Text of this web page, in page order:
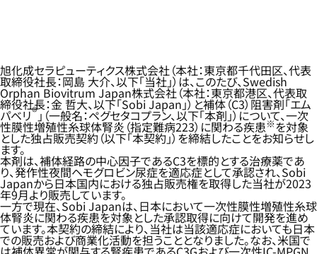
旭化成セラピューティクス株式会社（本社：東京都千代田区、代表
取締役社長：岡島 大介、以下「当社」）は、このたび、Swedish
Orphan Biovitrum Japan株式会社（本社：東京都港区、代表取
締役社長：金 哲大、以下「Sobi Japan」）と補体（C3）阻害剤「エム
パベリ®」（一般名：ペグセタコプラン、以下「本剤」）について、一次
性膜性増殖性糸球体腎炎（指定難病223）に関わる疾患※を対象
とした独占販売契約（以下「本契約」）を締結したことをお知らせし
ます。
本剤は、補体経路の中心因子であるC3を標的とする治療薬であ
り、発作性夜間ヘモグロビン尿症を適応症として承認され、Sobi
Japanから日本国内における独占販売権を取得した当社が2023
年9月より販売しています。
一方で現在、Sobi Japanは、日本において一次性膜性増殖性糸球
体腎炎に関わる疾患を対象とした承認取得に向けて開発を進め
ています。本契約の締結により、当社は当該適応症においても日本
での販売および商業化活動を担うこととなりました。なお、米国で